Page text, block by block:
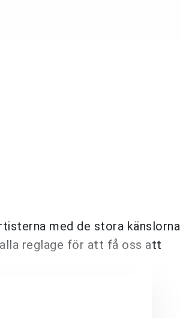
med de stora känslorna
reglage för att få oss att